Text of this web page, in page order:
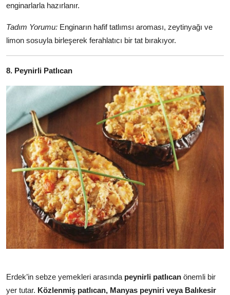
enginarlarla hazırlanır.
Tadım Yorumu: Enginarın hafif tatlımsı aroması, zeytinyağı ve
limon sosuyla birleşerek ferahlatıcı bir tat bırakıyor.
8. Peynirli Patlıcan
Erdek’in sebze yemekleri arasında peynirli patlıcan önemli bir
yer tutar. Közlenmiş patlıcan, Manyas peyniri veya Balıkesir